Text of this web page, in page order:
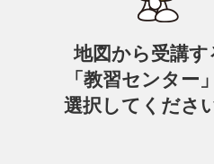
地図から受講す
「教習センター
選択してくださ